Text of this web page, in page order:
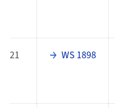
21 WS 1898